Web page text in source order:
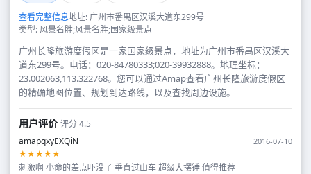
查看完整信息地址: 广州市番禺区汉溪大道东299号
类型: 风景名胜;风景名胜;国家级景点
广州长隆旅游度假区是一家国家级景点，地址为广州市番禺区汉溪大
道东299号。电话：020-84780333;020-39932888。地理坐标：
23.002063,113.322768。您可以通过Amap查看广州长隆旅游度假区
的精确地图位置、规划到达路线，以及查找周边设施。
用户评价评分 4.5
amapqxyEXQiN
2016-07-10
★★★★★
刺激啊 小命的差点吓没了 垂直过山车 超级大摆锤 值得推荐